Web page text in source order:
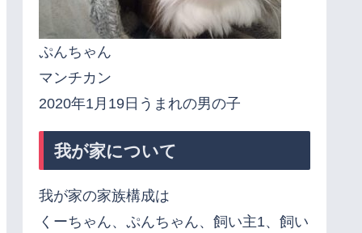
ぷんちゃん
マンチカン
2020年1月19日うまれの男の子
我が家について
我が家の家族構成は
くーちゃん、ぷんちゃん、飼い主1、飼い